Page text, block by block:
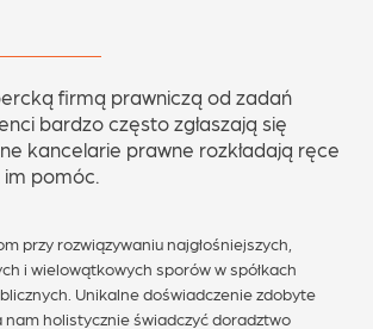
firmą prawniczą od zadań
bardzo często zgłaszają się
kancelarie prawne rozkładają ręce
pomóc.
przy rozwiązywaniu najgłośniejszych,
i wielowątkowych sporów w spółkach
Unikalne doświadczenie zdobyte
nam holistycznie świadczyć doradztwo